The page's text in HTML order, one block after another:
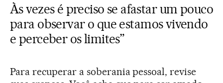
Às vezes é preciso se afastar um pouco
para observar o que estamos vivendo
e perceber os limites”
Para recuperar a soberania pessoal, revise